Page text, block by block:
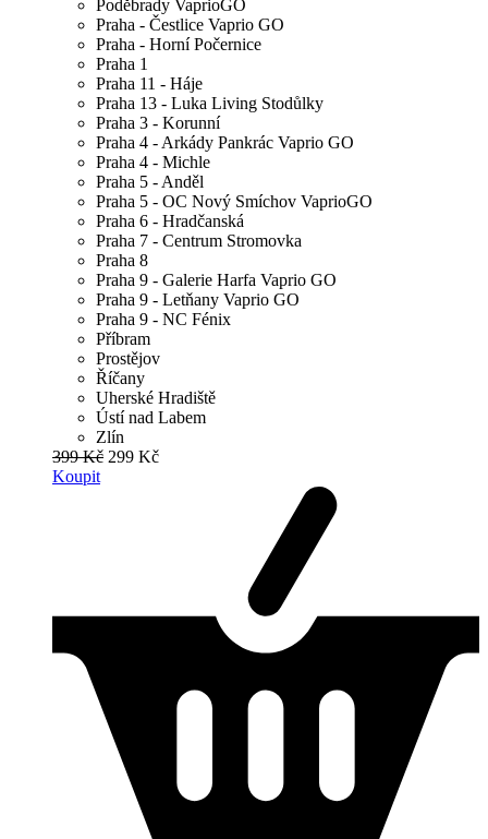
Poděbrady VaprioGO
Praha - Čestlice Vaprio GO
Praha - Horní Počernice
Praha 1
Praha 11 - Háje
Praha 13 - Luka Living Stodůlky
Praha 3 - Korunní
Praha 4 - Arkády Pankrác Vaprio GO
Praha 4 - Michle
Praha 5 - Anděl
Praha 5 - OC Nový Smíchov VaprioGO
Praha 6 - Hradčanská
Praha 7 - Centrum Stromovka
Praha 8
Praha 9 - Galerie Harfa Vaprio GO
Praha 9 - Letňany Vaprio GO
Praha 9 - NC Fénix
Příbram
Prostějov
Říčany
Uherské Hradiště
Ústí nad Labem
Zlín
399 Kč 299 Kč
Koupit